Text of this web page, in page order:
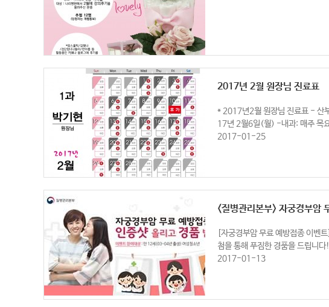
2017년 2월 원장님 진료표
* 2017년2월 원장님 진료표 - 산
17년 2월6일(월) -내과: 매주 목
2017-01-25
<질병관리본부> 자궁경부암
[자궁경부암 무료 예방접종 이벤
첨을 통해 푸짐한 경품을 드립니
2017-01-13